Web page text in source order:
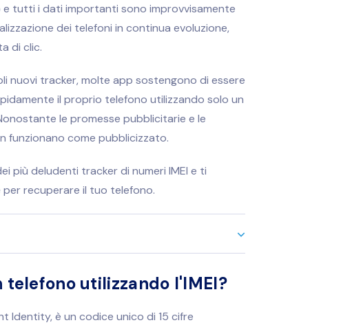
tutti i dati importanti sono improvvisamente
dei telefoni in continua evoluzione,
di clic.
nuovi tracker, molte app sostengono di essere
il proprio telefono utilizzando solo un
le promesse pubblicitarie e le
funzionano come pubblicizzato.
più deludenti tracker di numeri IMEI e ti
recuperare il tuo telefono.
utilizzando l'IMEI?
Identity, è un codice unico di 15 cifre